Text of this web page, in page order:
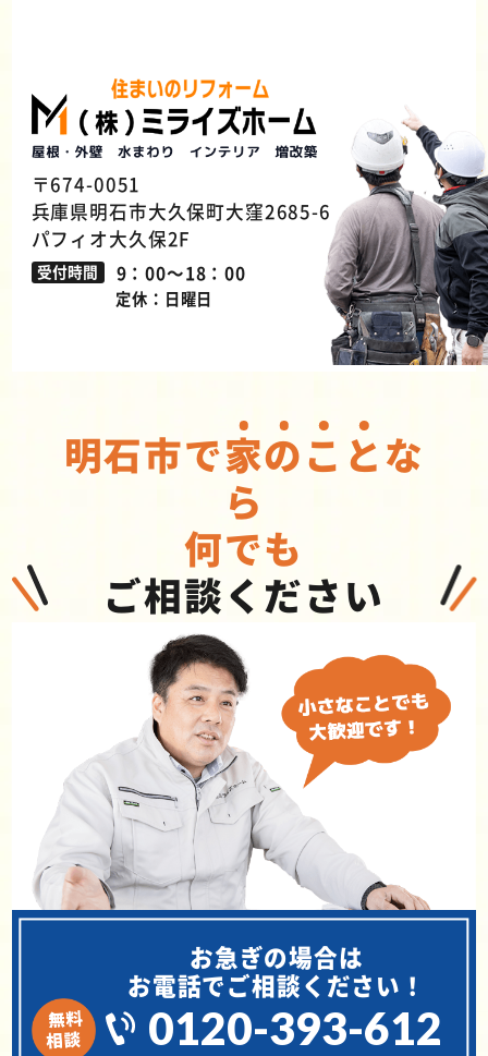
〒674-0051
兵庫県明石市大久保町大窪2685-6
パフィオ大久保2F
受付時間 9：00～18：00
定休：日曜日
明石市で家のこ とな
ら
何でも
ご相談ください
お急ぎの場合は
お電話でご相談ください！
0120-393-612